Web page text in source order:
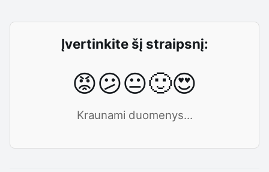
Įvertinkite šį straipsnį:
😡😕😐🙂😍
Kraunami duomenys...